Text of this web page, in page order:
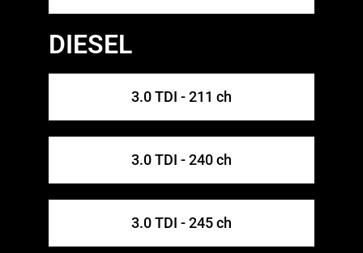
DIESEL
3.0 TDI - 211 ch
3.0 TDI - 240 ch
3.0 TDI - 245 ch